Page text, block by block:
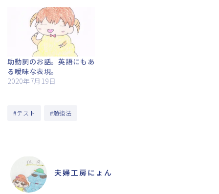
助動詞のお話。英語にもあ
る曖昧な表現。
2020年7月19日
#テスト #勉強法
夫婦工房にょん